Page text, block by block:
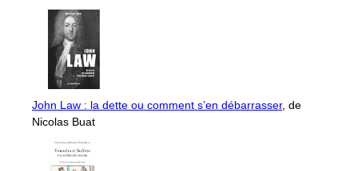
John Law : la dette ou comment s’en débarrasser, de
Nicolas Buat